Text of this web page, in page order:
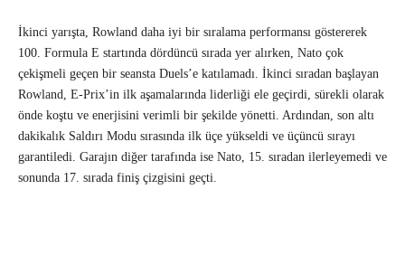
İkinci yarışta, Rowland daha iyi bir sıralama performansı göstererek
100. Formula E startında dördüncü sırada yer alırken, Nato çok
çekişmeli geçen bir seansta Duels’e katılamadı. İkinci sıradan başlayan
Rowland, E-Prix’in ilk aşamalarında liderliği ele geçirdi, sürekli olarak
önde koştu ve enerjisini verimli bir şekilde yönetti. Ardından, son altı
dakikalık Saldırı Modu sırasında ilk üçe yükseldi ve üçüncü sırayı
garantiledi. Garajın diğer tarafında ise Nato, 15. sıradan ilerleyemedi ve
sonunda 17. sırada finiş çizgisini geçti.